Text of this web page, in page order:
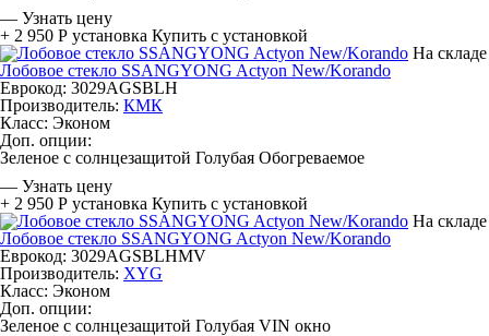
— Узнать цену
+ 2 950 Р установка Купить с установкой
На складе
Лобовое стекло SSANGYONG Actyon New/Korando
Еврокод: 3029AGSBLH
Производитель: КМК
Класс: Эконом
Доп. опции:
Зеленое с солнцезащитой Голубая Обогреваемое
— Узнать цену
+ 2 950 Р установка Купить с установкой
На складе
Лобовое стекло SSANGYONG Actyon New/Korando
Еврокод: 3029AGSBLHMV
Производитель: XYG
Класс: Эконом
Доп. опции:
Зеленое с солнцезащитой Голубая VIN окно